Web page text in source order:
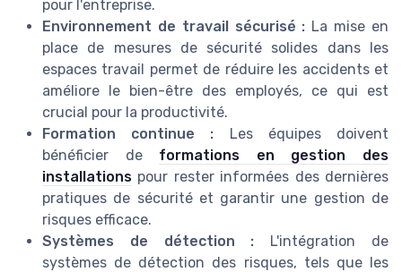
pour l'entreprise.
Environnement de travail sécurisé : La mise en
place de mesures de sécurité solides dans les
espaces travail permet de réduire les accidents et
améliore le bien-être des employés, ce qui est
crucial pour la productivité.
Formation continue : Les équipes doivent
bénéficier de formations en gestion des
installations pour rester informées des dernières
pratiques de sécurité et garantir une gestion de
risques efficace.
Systèmes de détection : L'intégration de
systèmes de détection des risques, tels que les